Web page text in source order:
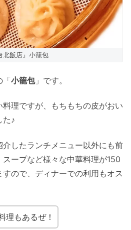
北飯店』小籠包
「小籠包」です。
理ですが、もちもちの皮がおい
た♪
介したランチメニュー以外にも前
ープなど様々な中華料理が150
ので、ディナーでの利用もオス
理もあるぜ！